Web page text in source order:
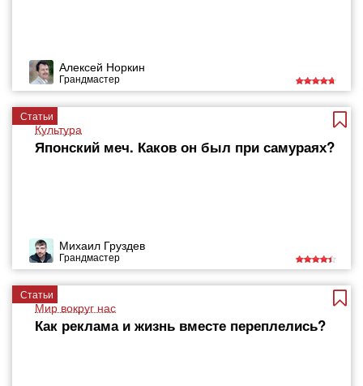
Алексей Норкин
Грандмастер
Статьи
Культура
Японский меч. Каков он был при самураях?
Михаил Груздев
Грандмастер
Статьи
Мир вокруг нас
Как реклама и жизнь вместе переплелись?